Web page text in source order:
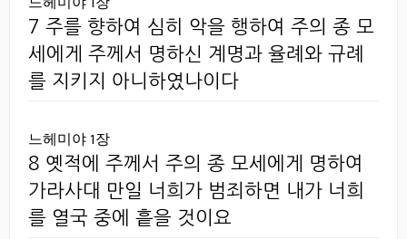
7 주를 향하여 심히 악을 행하여 주의 종 모
세에게 주께서 명하신 계명과 율례와 규례
를 지키지 아니하였나이다
느헤미야 1장
8 옛적에 주께서 주의 종 모세에게 명하여
가라사대 만일 너희가 범죄하면 내가 너희
를 열국 중에 흩을 것이요